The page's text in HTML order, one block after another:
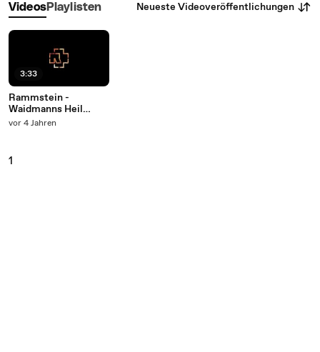
VideosPlaylisten Neueste Videoveröffentlichungen
3:33
Rammstein -
Waidmanns Heil
(Official Lyric Video)
vor 4 Jahren
1